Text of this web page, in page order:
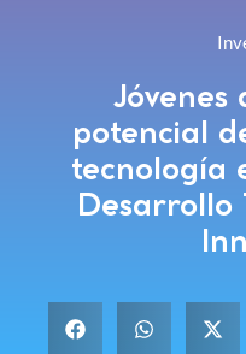
Jóvenes
potencial
tecnología
Desarrollo